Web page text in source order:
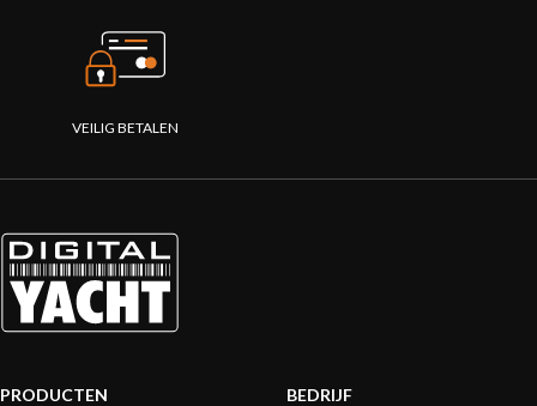
VEILIG BETALEN
PRODUCTEN
BEDRIJF